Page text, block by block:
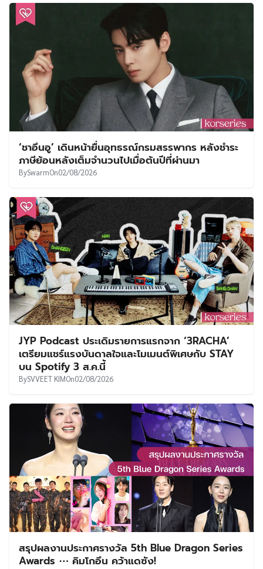
‘ชาอึนอู’ เดินหน้ายื่นอุทธรณ์กรมสรรพากร หลังชำระ
ภาษีย้อนหลังเต็มจำนวนไปเมื่อต้นปีที่ผ่านมา
BySwarmOn02/08/2026
JYP Podcast ประเดิมรายการแรกจาก ‘3RACHA’
เตรียมแชร์แรงบันดาลใจและโมเมนต์พิเศษกับ STAY
บน Spotify 3 ส.ค.นี้
BySVVEET KIMOn02/08/2026
สรุปผลงานประกาศรางวัล 5th Blue Dragon Series
Awards ⋯ คิมโกอึน คว้าแดซัง!